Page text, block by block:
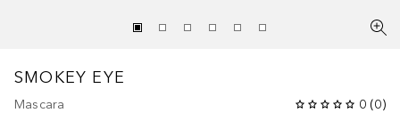
SMOKEY EYE
Mascara 0 (0)